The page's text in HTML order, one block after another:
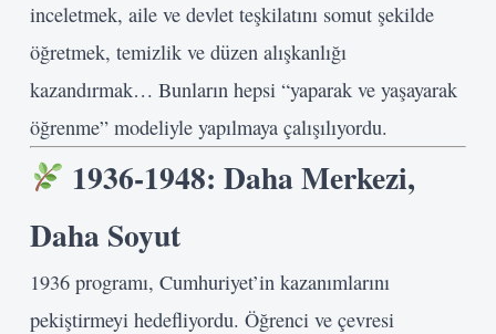
inceletmek, aile ve devlet teşkilatını somut şekilde
öğretmek, temizlik ve düzen alışkanlığı
kazandırmak… Bunların hepsi “yaparak ve yaşayarak
öğrenme” modeliyle yapılmaya çalışılıyordu.
1936-1948: Daha Merkezi,
Daha Soyut
1936 programı, Cumhuriyet’in kazanımlarını
pekiştirmeyi hedefliyordu. Öğrenci ve çevresi